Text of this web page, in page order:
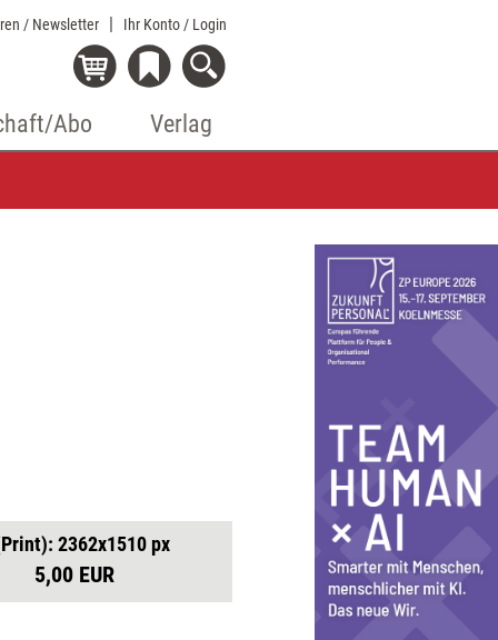
/ Newsletter Ihr Konto / Login
Abo Verlag
2362x1510 px
5,00 EUR